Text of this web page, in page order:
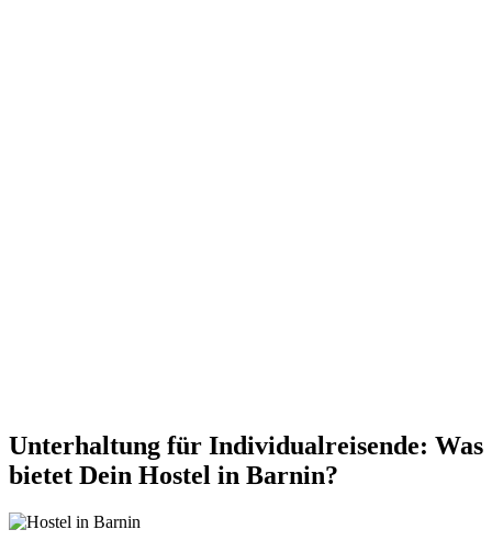
Unterhaltung für Individualreisende: Was
bietet Dein Hostel in Barnin?